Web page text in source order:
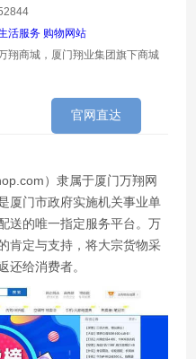
活服务 购物网站
翔商城，厦门翔业集团旗下商城
官网直达
）隶属于厦门万翔网
厦门市政府实施机关事业单
送的唯一指定服务平台。万
肯定与支持，将大宗货物采
还给消费者。